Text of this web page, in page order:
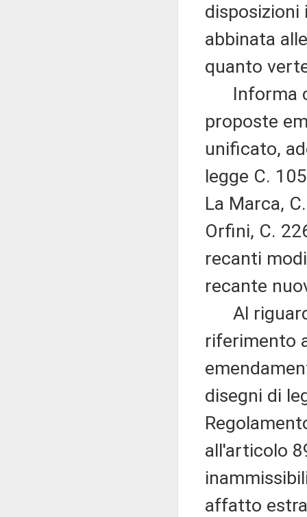
disposizioni
abbinata
quanto
Informa
proposte
unificato,
legge C.
La Marca,
Orfini, C.
recanti
recante
Al
riferimento
disegni di
all'articolo
affatto